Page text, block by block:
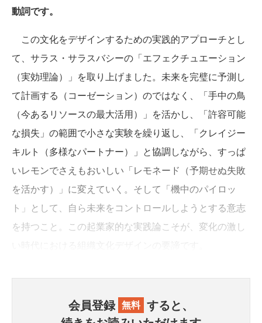
動詞です。
この文化をデザインするための実践的アプローチとし
て、サラス・サラスバシーの「エフェクチュエーション
（実効理論）」を取り上げました。未来を完璧に予測し
て計画する（コーゼーション）のではなく、「手中の鳥
（今あるリソースの最大活用）」を活かし、「許容可能
な損失」の範囲で小さな実験を繰り返し、「クレイジー
キルト（多様なパートナー）」と協調しながら、すっぱ
いレモンでさえもおいしい「レモネード（予期せぬ失敗
を活かす）」に変えていく。そして「機中のパイロッ
ト」として、自ら未来をコントロールしようとする意志
を持つこと。この起業家的な実践論こそが、変化の激し
会員登録 無料 すると、